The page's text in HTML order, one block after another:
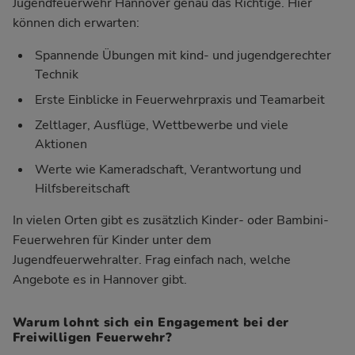
können dich erwarten:
Spannende Übungen mit kind- und jugendgerechter
Technik
Erste Einblicke in Feuerwehrpraxis und Teamarbeit
Zeltlager, Ausflüge, Wettbewerbe und viele
Aktionen
Werte wie Kameradschaft, Verantwortung und
Hilfsbereitschaft
In vielen Orten gibt es zusätzlich Kinder- oder Bambini-
Feuerwehren für Kinder unter dem
Jugendfeuerwehralter. Frag einfach nach, welche
Angebote es in Hannover gibt.
Warum lohnt sich ein Engagement bei der
Freiwilligen Feuerwehr?